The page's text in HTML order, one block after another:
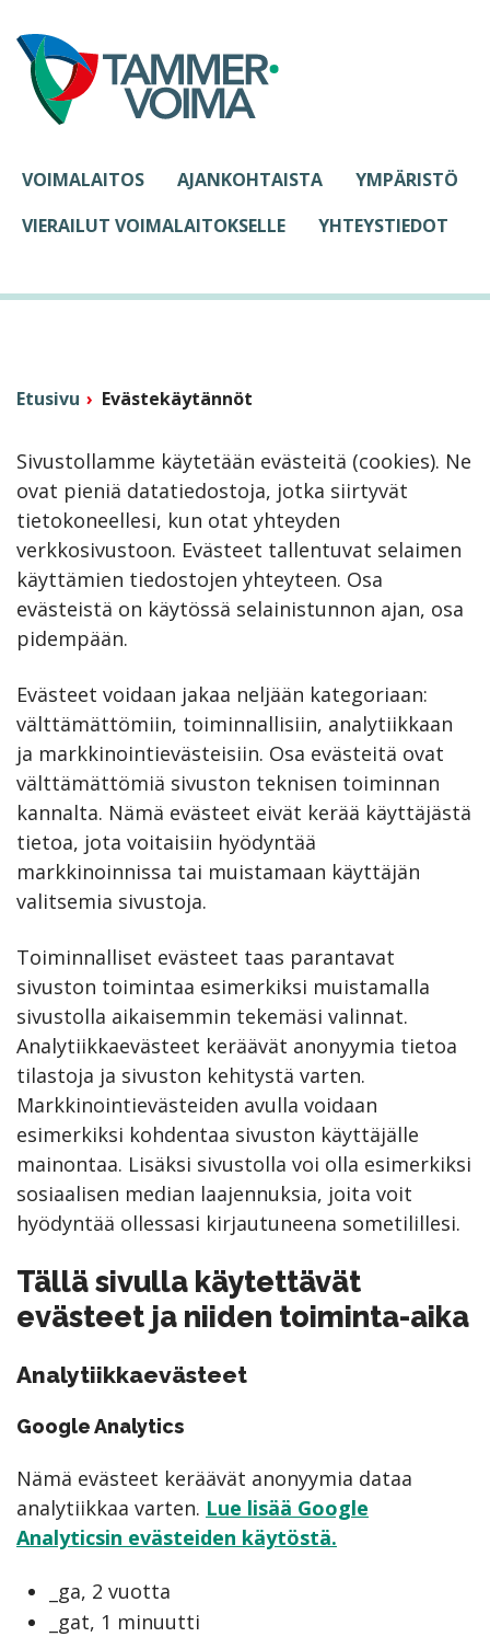
Siirry sisältöön
VOIMALAITOS AJANKOHTAISTA
YMPÄRISTÖ
VIERAILUT VOIMALAITOKSELLE
YHTEYSTIEDOT
Etusivu Evästekäytännöt
Sivustollamme käytetään evästeitä (cookies). Ne
ovat pieniä datatiedostoja, jotka siirtyvät
tietokoneellesi, kun otat yhteyden
verkkosivustoon. Evästeet tallentuvat selaimen
käyttämien tiedostojen yhteyteen. Osa
evästeistä on käytössä selainistunnon ajan, osa
pidempään.
Evästeet voidaan jakaa neljään kategoriaan:
välttämättömiin, toiminnallisiin, analytiikkaan
ja markkinointievästeisiin. Osa evästeitä ovat
välttämättömiä sivuston teknisen toiminnan
kannalta. Nämä evästeet eivät kerää käyttäjästä
tietoa, jota voitaisiin hyödyntää
markkinoinnissa tai muistamaan käyttäjän
valitsemia sivustoja.
Toiminnalliset evästeet taas parantavat
sivuston toimintaa esimerkiksi muistamalla
sivustolla aikaisemmin tekemäsi valinnat.
Analytiikkaevästeet keräävät anonyymia tietoa
tilastoja ja sivuston kehitystä varten.
Markkinointievästeiden avulla voidaan
esimerkiksi kohdentaa sivuston käyttäjälle
mainontaa. Lisäksi sivustolla voi olla esimerkiksi
sosiaalisen median laajennuksia, joita voit
hyödyntää ollessasi kirjautuneena sometilillesi.
Tällä sivulla käytettävät
evästeet ja niiden toiminta-aika
Analytiikkaevästeet
Google Analytics
Nämä evästeet keräävät anonyymia dataa
analytiikkaa varten. Lue lisää Google
Analyticsin evästeiden käytöstä.
_ga, 2 vuotta
_gat, 1 minuutti